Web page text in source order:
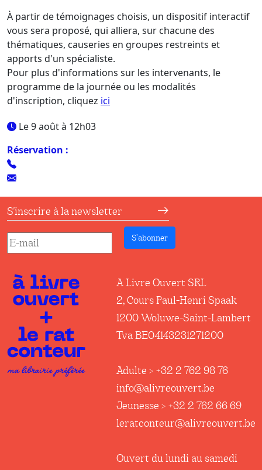
À partir de témoignages choisis, un dispositif interactif
vous sera proposé, qui alliera, sur chacune des
thématiques, causeries en groupes restreints et
apports d'un spécialiste.
Pour plus d'informations sur les intervenants, le
programme de la journée ou les modalités
d'inscription, cliquez ici
Le 9 août à 12h03
Réservation :
S'inscrire à la newsletter
S’abonner
A Livre Ouvert SRL
2, Cours Paul-Henri Spaak
1200 Woluwe-Saint-Lambert
Tva BE04143231271200
Adulte > +32 2 762 98 76
info@alivreouvert.be
Jeunesse > +32 2 762 66 69
leratconteur@alivreouvert.be
Ouvert du lundi au samedi